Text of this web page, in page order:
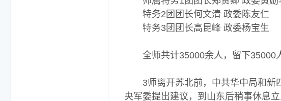
特务2团团长何文清 政委陈友仁
特务3团团长高昆峰 政委杨宝生
全师共计35000余人，留下35000人
3师离开苏北前，中共华中局和新四
央军委提出建议，到山东后稍事休息